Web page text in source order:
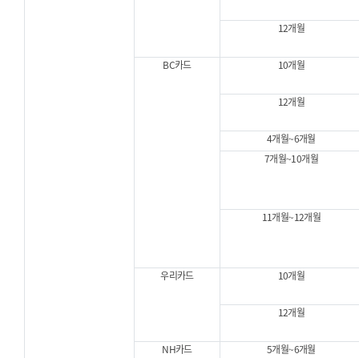
12개월
BC카드 10개월
12개월
4개월~6개월
7개월~10개월
11개월~12개월
우리카드 10개월
12개월
NH카드 5개월~6개월